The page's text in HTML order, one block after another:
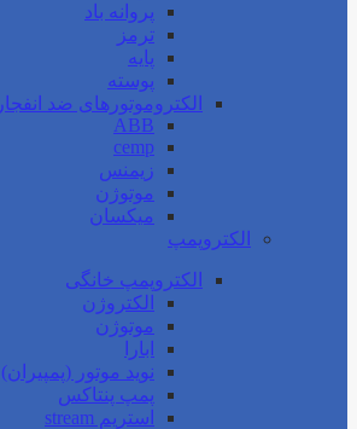
پروانه باد
ترمز
پایه
پوسته
الکتروموتورهای ضد انفجار
ABB
cemp
زیمنس
موتوژن
میکسان
الکتروپمپ
الکتروپمپ خانگی
الکتروژن
موتوژن
ابارا
نوید موتور (پمپیران)
پمپ پنتاکس
استریم stream